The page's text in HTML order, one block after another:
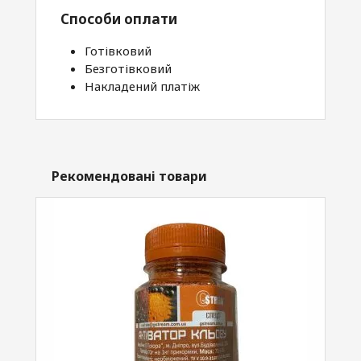
Способи оплати
Готівковий
Безготівковий
Накладений платіж
Рекомендовані товари